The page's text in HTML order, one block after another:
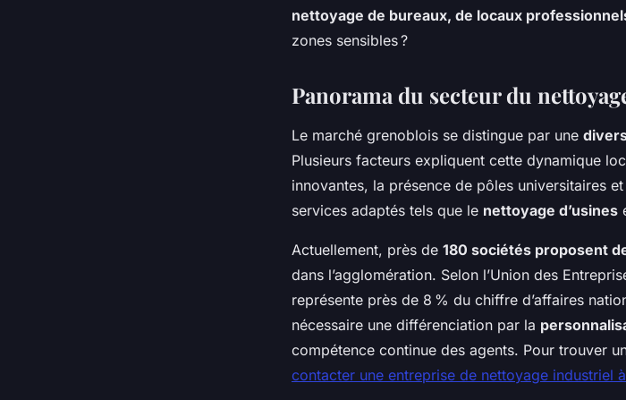
6 min de lecturenettoyage de bureaux, de locaux
zones sensibles ?
Panorama du secteur du
Le marché grenoblois se distingue par une
Plusieurs facteurs expliquent cette dynamique
innovantes, la présence de pôles universitaires
services adaptés tels que le nettoyage d’usines
Actuellement, près de 180 sociétés proposent
dans l’agglomération. Selon l’Union des
représente près de 8 % du chiffre d’affaires
nécessaire une différenciation par la
compétence continue des agents. Pour trouver
contacter une entreprise de nettoyage industriel